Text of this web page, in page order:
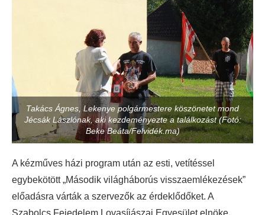
Takács Ágnes, Lekenye polgármestere köszönetet mond
Jécsák Lászlónak, aki kezdeményezte a találkozást (Fotó:
Beke Beáta/Felvidék.ma)
A kézműves házi program után az esti, vetítéssel
egybekötött „Második világháborús visszaemlékezések”
előadásra várták a szervezők az érdeklődőket. A
Szabolcs Fejedelem Lovasíjászai Egyesület elnöke,